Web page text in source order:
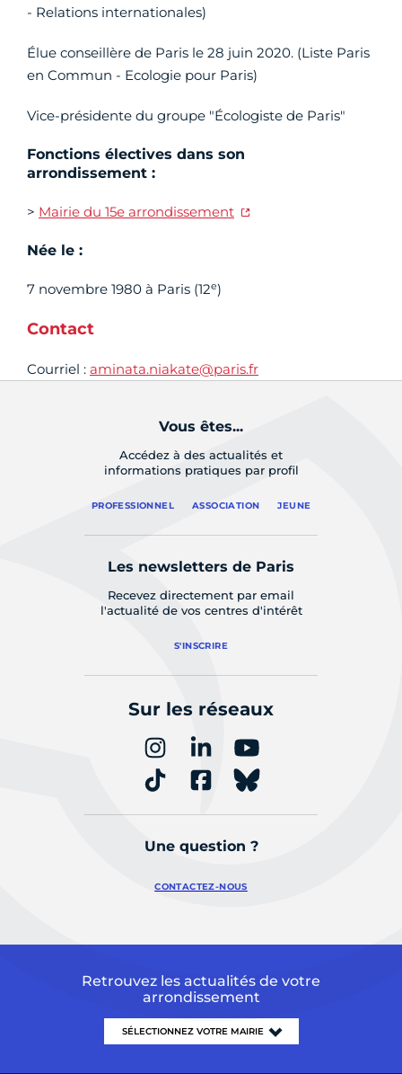
- Relations internationales)
Élue conseillère de Paris le 28 juin 2020. (Liste Paris
en Commun - Ecologie pour Paris)
Vice-présidente du groupe "Écologiste de Paris"
Fonctions électives dans son
arrondissement :
> Mairie du 15e arrondissement
Née le :
7 novembre 1980 à Paris (12e)
Contact
Courriel : aminata.niakate@paris.fr
Vous êtes...
Accédez à des actualités et
informations pratiques par profil
PROFESSIONNEL ASSOCIATION JEUNE
Les newsletters de Paris
Recevez directement par email
l'actualité de vos centres d'intérêt
S'INSCRIRE
Sur les réseaux
Une question ?
CONTACTEZ-NOUS
Retrouvez les actualités de votre
arrondissement